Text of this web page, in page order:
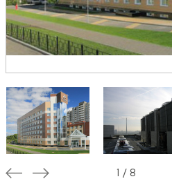
1 / 8